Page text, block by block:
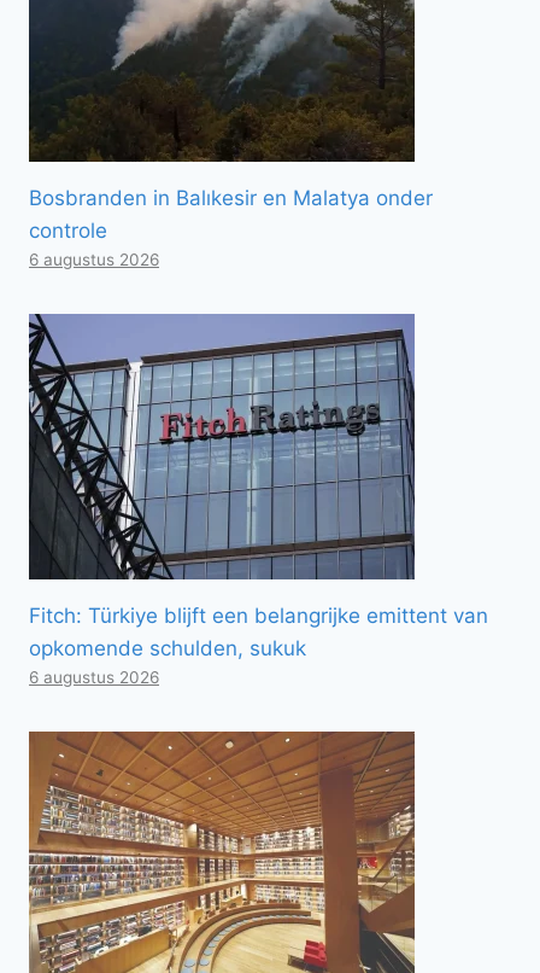
Bosbranden in Balıkesir en Malatya onder
controle
6 augustus 2026
Fitch: Türkiye blijft een belangrijke emittent van
opkomende schulden, sukuk
6 augustus 2026